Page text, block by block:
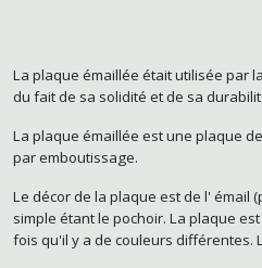
La plaque émaillée était utilisée par
du fait de sa solidité et de sa
La plaque émaillée est une plaque
par emboutissage.
Le décor de la plaque est de l' émail
simple étant le pochoir. La plaque
fois qu'il y a de couleurs différentes.